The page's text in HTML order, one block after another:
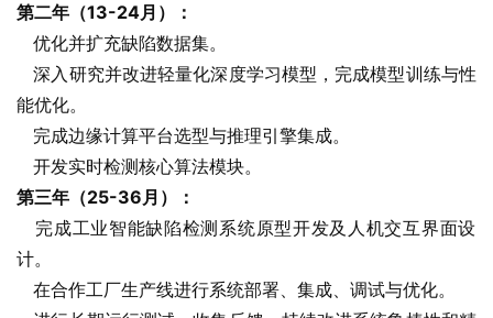
第二年（13-24月）：
   优化并扩充缺陷数据集。
   深入研究并改进轻量化深度学习模型，完成模型训练与性
能优化。
   完成边缘计算平台选型与推理引擎集成。
   开发实时检测核心算法模块。
第三年（25-36月）：
计。
   在合作工厂生产线进行系统部署、集成、调试与优化。